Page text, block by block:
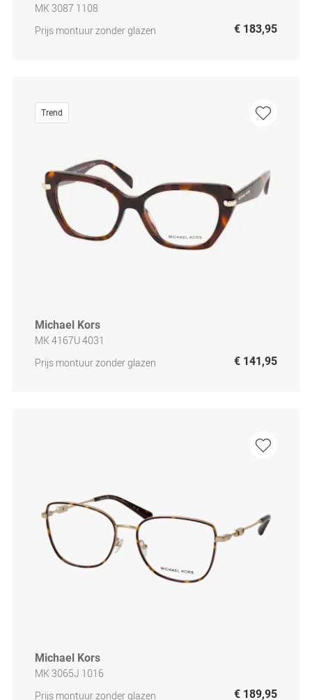
MK 3087 1108
Prijs montuur zonder glazen
€ 183,95
Trend
Michael Kors
MK 4167U 4031
Prijs montuur zonder glazen
€ 141,95
Michael Kors
MK 3065J 1016
Prijs montuur zonder glazen
€ 189,95